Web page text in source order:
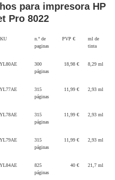
para impresora HP
Pro 8022
n.º de
paginas
PVP €
ml de
tinta
300
páginas
18,98 € 8,29 ml
315
páginas
11,99 € 2,93 ml
315
páginas
11,99 € 2,93 ml
315
páginas
11,99 € 2,93 ml
825
páginas
40 € 21,7 ml